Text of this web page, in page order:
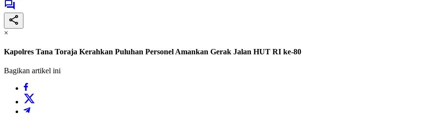
×
Kapolres Tana Toraja Kerahkan Puluhan Personel Amankan Gerak Jalan HUT RI ke-80
Bagikan artikel ini